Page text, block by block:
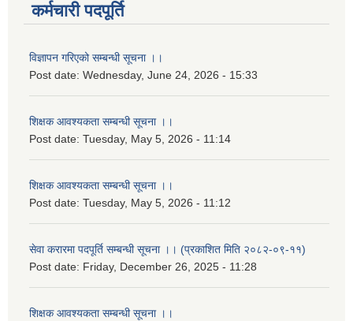
कर्मचारी पदपूर्ति
विज्ञापन गरिएको सम्बन्धी सूचना ।।
Post date: Wednesday, June 24, 2026 - 15:33
शिक्षक आवश्यकता सम्बन्धी सूचना ।।
Post date: Tuesday, May 5, 2026 - 11:14
शिक्षक आवश्यकता सम्बन्धी सूचना ।।
Post date: Tuesday, May 5, 2026 - 11:12
सेवा करारमा पदपूर्ति सम्बन्धी सूचना ।। (प्रकाशित मिति २०८२-०९-११)
Post date: Friday, December 26, 2025 - 11:28
शिक्षक आवश्यकता सम्बन्धी सूचना ।।